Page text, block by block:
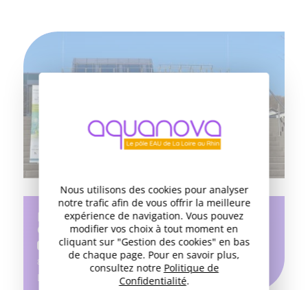
Première année du projet Greater
Green + : Réalisations & Perspectives
INNOVATION
8 JUILLET 2025
Lire la suite
Nous utilisons des cookies pour analyser
notre trafic afin de vous offrir la meilleure
expérience de navigation. Vous pouvez
modifier vos choix à tout moment en
cliquant sur "Gestion des cookies" en bas
de chaque page. Pour en savoir plus,
consultez notre Politique de
Confidentialité.